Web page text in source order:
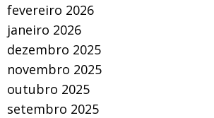
fevereiro 2026
janeiro 2026
dezembro 2025
novembro 2025
outubro 2025
setembro 2025